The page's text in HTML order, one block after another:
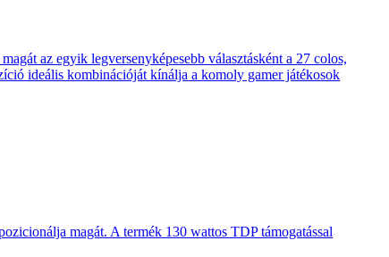
az egyik legversenyképesebb választásként a 27 colos,
ideális kombinációját kínálja a komoly gamer játékosok
magát. A termék 130 wattos TDP támogatással